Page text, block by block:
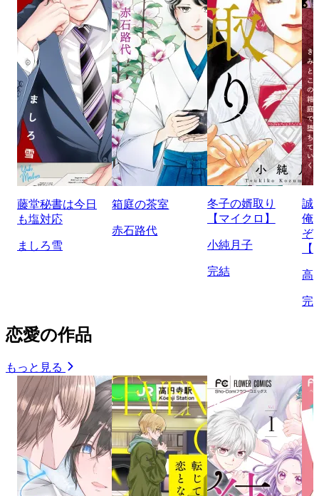
藤堂秘書は今日
も塩対応
ましろ雪
箱庭の茶室
赤石路代
冬子の婿取り
【マイクロ】
小純月子
完結
誠
俺
ぞ
高
完
恋愛の作品
もっと見る